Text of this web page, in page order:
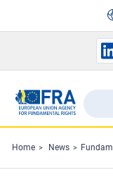
the
Home News